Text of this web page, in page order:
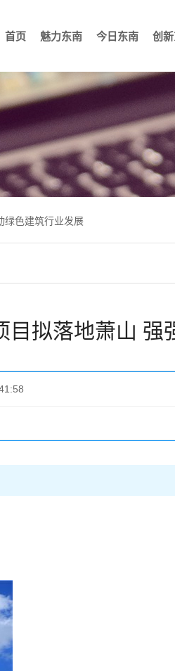
首页 魅力东南
公司概况 生产基地 营销网络
今日东南
新闻中心 媒体
创
研
重大科学装置 机场航站楼
绿色建筑行业发展
目拟落地萧山 强